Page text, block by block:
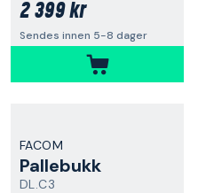
2 399 kr
Sendes innen 5-8 dager
FACOM
Pallebukk
DL.C3